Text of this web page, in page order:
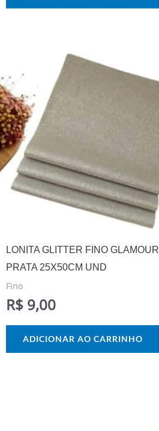
LONITA GLITTER FINO GLAMOUR
PRATA 25X50CM UND
Fino
R$9,00
ADICIONAR AO CARRINHO